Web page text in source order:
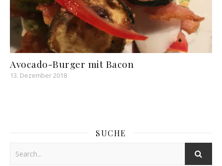
Avocado-Burger mit Bacon
13. Dezember 2018
SUCHE